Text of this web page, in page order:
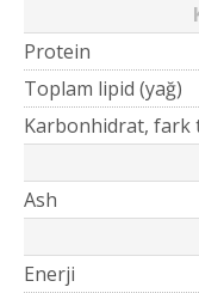
Protein
Toplam lipid (yağ)
Karbonhidrat, fark
Ash
Enerji